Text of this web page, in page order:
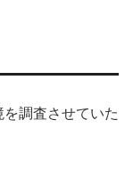
調査させていた